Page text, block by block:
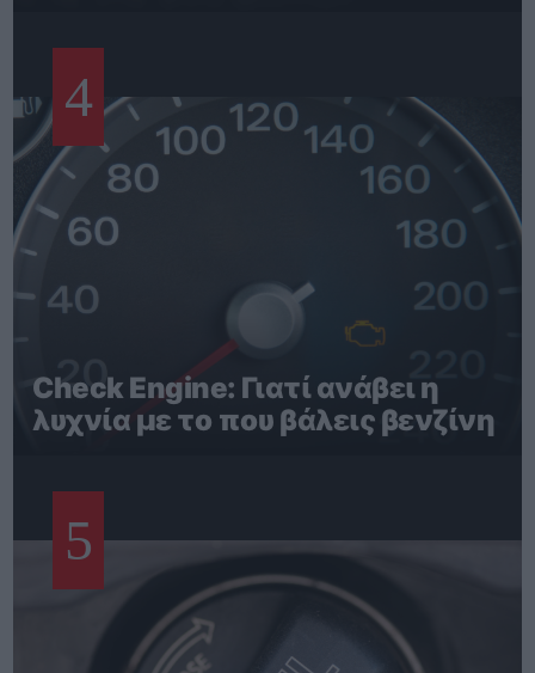
4
Check Engine: Γιατί ανάβει η
λυχνία με το που βάλεις βενζίνη
5